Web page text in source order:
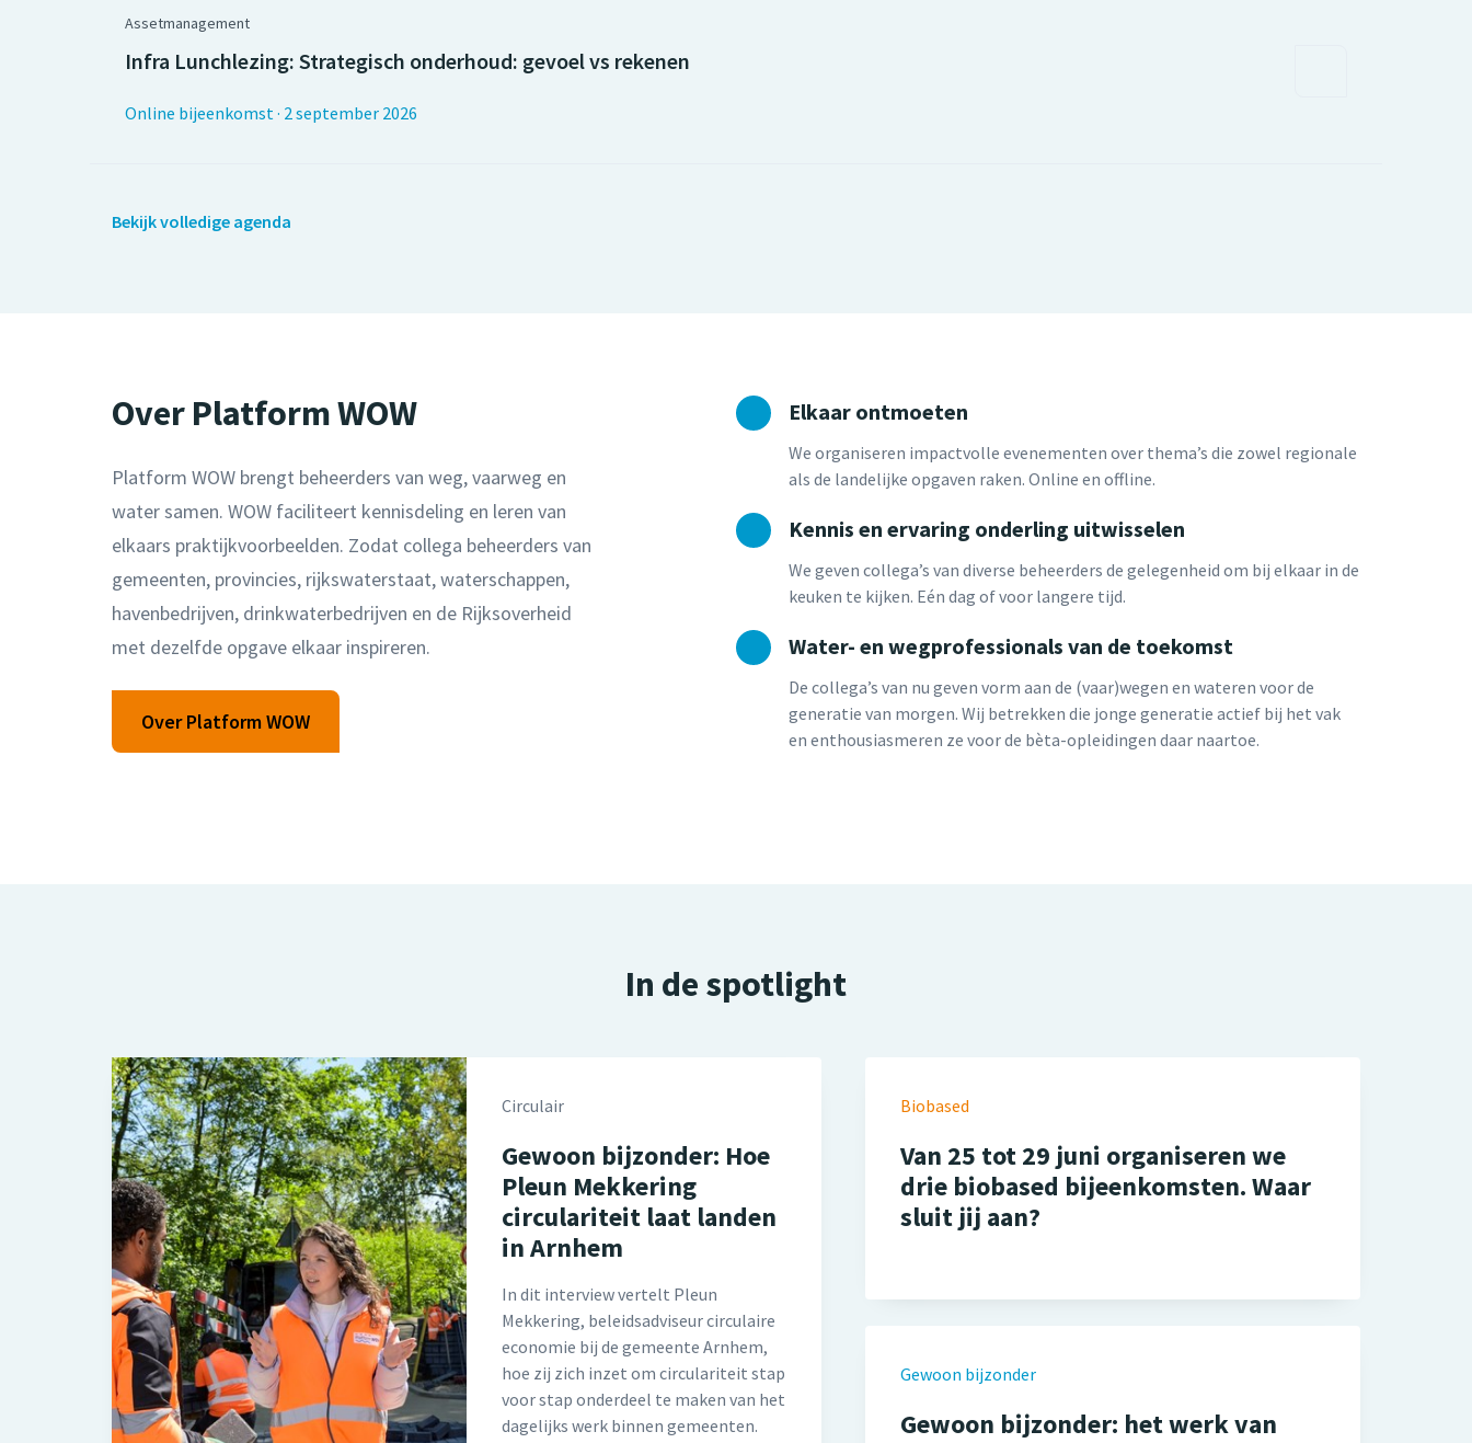
Infra Lunchlezing: Strategisch onderhoud: gevoel vs rekenen
Assetmanagement
Online bijeenkomst· 2 september 2026
Bekijk volledige agenda
Over Platform WOW
Platform WOW brengt beheerders van weg, vaarweg en
water samen. WOW faciliteert kennisdeling en leren van
elkaars praktijkvoorbeelden. Zodat collega beheerders van
gemeenten, provincies, rijkswaterstaat, waterschappen,
havenbedrijven, drinkwaterbedrijven en de Rijksoverheid
met dezelfde opgave elkaar inspireren.
Over Platform WOW
Elkaar ontmoeten
We organiseren impactvolle evenementen over thema’s die zowel regionale
als de landelijke opgaven raken. Online en offline.
Kennis en ervaring onderling uitwisselen
We geven collega’s van diverse beheerders de gelegenheid om bij elkaar in de
keuken te kijken. Eén dag of voor langere tijd.
Water- en wegprofessionals van de toekomst
De collega’s van nu geven vorm aan de (vaar)wegen en wateren voor de
generatie van morgen. Wij betrekken die jonge generatie actief bij het vak
en enthousiasmeren ze voor de bèta-opleidingen daar naartoe.
In de spotlight
Gewoon bijzonder: Hoe
Pleun Mekkering
circulariteit laat landen
in Arnhem
Circulair
In dit interview vertelt Pleun
Mekkering, beleidsadviseur circulaire
economie bij de gemeente Arnhem,
hoe zij zich inzet om circulariteit stap
voor stap onderdeel te maken van het
dagelijks werk binnen gemeenten.
Van 25 tot 29 juni organiseren we
drie biobased bijeenkomsten. Waar
sluit jij aan?
Biobased
Gewoon bijzonder: het werk van
Gewoon bijzonder